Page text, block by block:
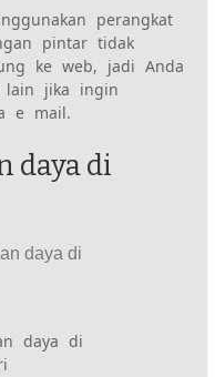
perangkat
pintar tidak
ke web, jadi Anda
lain jika ingin
e mail.
daya di
daya di